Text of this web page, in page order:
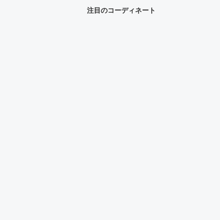
注目のコーディネート